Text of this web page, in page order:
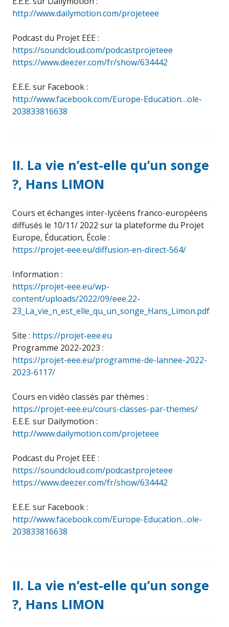
http://www.dailymotion.com/projeteee
Podcast du Projet EEE :
https://soundcloud.com/podcastprojeteee
https://www.deezer.com/fr/show/634442
E.E.E. sur Facebook :
http://www.facebook.com/Europe-Education…ole-
203833816638
II. La vie n’est-elle qu’un songe
?, Hans LIMON
Cours et échanges inter-lycéens franco-européens
diffusés le 10/11/ 2022 sur la plateforme du Projet
Europe, Éducation, École :
https://projet-eee.eu/diffusion-en-direct-564/
Information :
https://projet-eee.eu/wp-
content/uploads/2022/09/eee.22-
23_La_vie_n_est_elle_qu_un_songe_Hans_Limon.pdf
Site : https://projet-eee.eu
Programme 2022-2023 :
https://projet-eee.eu/programme-de-lannee-2022-
2023-6117/
Cours en vidéo classés par thèmes :
https://projet-eee.eu/cours-classes-par-themes/
E.E.E. sur Dailymotion :
http://www.dailymotion.com/projeteee
Podcast du Projet EEE :
https://soundcloud.com/podcastprojeteee
https://www.deezer.com/fr/show/634442
E.E.E. sur Facebook :
http://www.facebook.com/Europe-Education…ole-
203833816638
II. La vie n’est-elle qu’un songe
?, Hans LIMON